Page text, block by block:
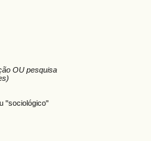
OU pesquisa
"sociológico"